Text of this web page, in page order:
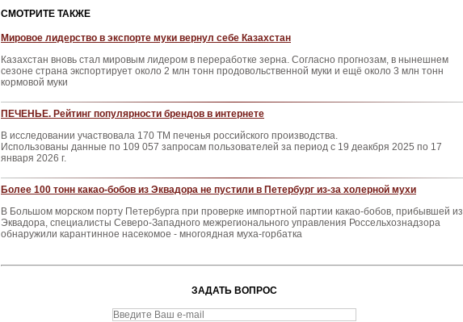
CМОТРИТЕ ТАКЖЕ
Мировое лидерство в экспорте муки вернул себе Казахстан
Казахстан вновь стал мировым лидером в переработке зерна. Согласно прогнозам, в нынешнем
сезоне страна экспортирует около 2 млн тонн продовольственной муки и ещё около 3 млн тонн
кормовой муки
ПЕЧЕНЬЕ. Рейтинг популярности брендов в интернете
В исследовании участвовала 170 ТМ печенья российского производства.
Использованы данные по 109 057 запросам пользователей за период с 19 деакбря 2025 по 17
января 2026 г.
Более 100 тонн какао-бобов из Эквадора не пустили в Петербург из-за холерной мухи
В Большом морском порту Петербурга при проверке импортной партии какао-бобов, прибывшей из
Эквадора, специалисты Северо-Западного межрегионального управления Россельхознадзора
обнаружили карантинное насекомое - многоядная муха-горбатка
ЗАДАТЬ ВОПРОС